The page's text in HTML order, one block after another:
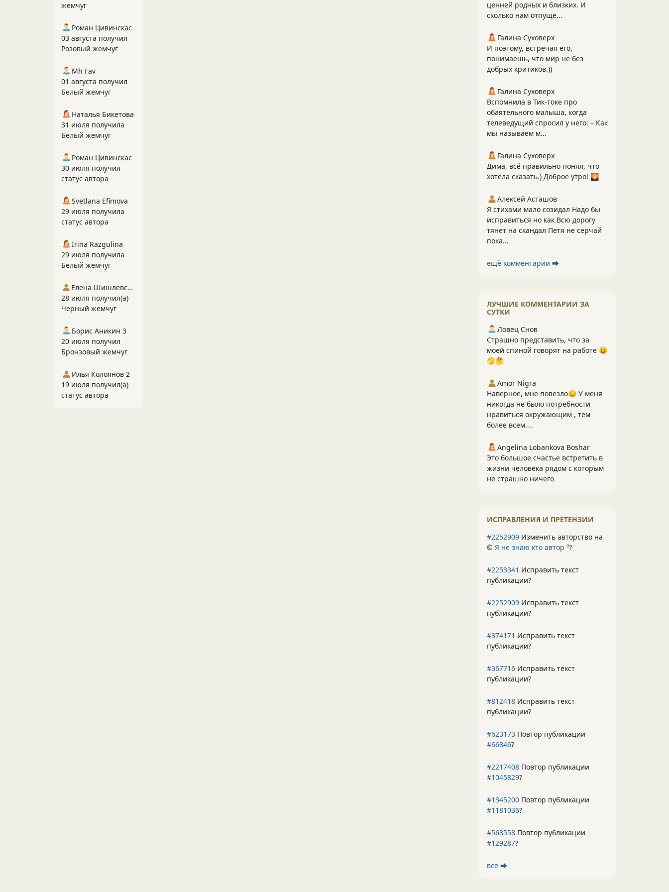
ценней родных и близких. И
сколько нам отпуще...
Галина Суховерх
И поэтому, встречая его,
понимаешь, что мир не без
добрых критиков.))
Галина Суховерх
Вспомнила в Тик-токе про
обаятельного малыша, когда
телеведущий спросил у него: – Как
мы называем м...
Галина Суховерх
Дима, всё правильно понял, что
хотела сказать.) Доброе утро! 🌄
Алексей Асташов
Я стихами мало созидал Надо бы
исправиться но как Всю дорогу
тянет на скандал Петя не серчай
пока...
ещё комментарии ⮕
ЛУЧШИЕ КОММЕНТАРИИ ЗА
СУТКИ
Ловец Снов
Страшно представить, что за
моей спиной говорят на работе 😆
🫣🤔
Amor Nigra
Наверное, мне повезло😊 У меня
никогда не было потребности
нравиться окружающим , тем
более всем....
Angelina Lobankova Boshar
Это большое счастье встретить в
жизни человека рядом с которым
не страшно ничего
ИСПРАВЛЕНИЯ И ПРЕТЕНЗИИ
#2252909 Изменить авторство на
© Я не знаю кто автор 0?
#2253341 Исправить текст
публикации?
#2252909 Исправить текст
публикации?
#374171 Исправить текст
публикации?
#367716 Исправить текст
публикации?
#812418 Исправить текст
публикации?
#623173 Повтор публикации
#66846?
#2217408 Повтор публикации
#1045829?
#1345200 Повтор публикации
#1181036?
#568558 Повтор публикации
#129287?
все ⮕
жемчуг
Роман Цивинскас
03 августа получил
Розовый жемчуг
Mh Fav
01 августа получил
Белый жемчуг
Наталья Бикетова
31 июля получила
Белый жемчуг
Роман Цивинскас
30 июля получил
статус автора
Svetlana Efimova
29 июля получила
статус автора
Irina Razgulina
29 июля получила
Белый жемчуг
Елена Шишлевская
28 июля получил(а)
Черный жемчуг
Борис Аникин 3
20 июля получил
Бронзовый жемчуг
Илья Колоянов 2
19 июля получил(а)
статус автора